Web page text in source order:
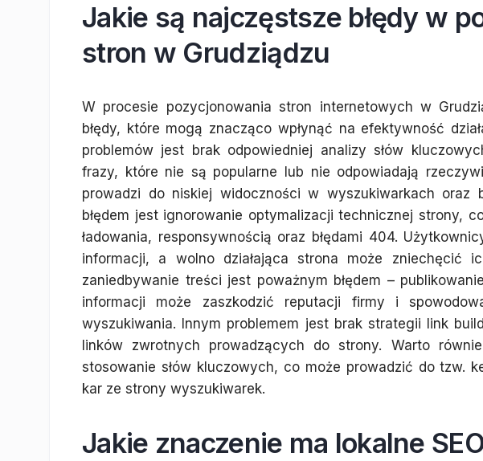
Jakie są najczęstsze błędy w
stron w Grudziądzu
W procesie pozycjonowania stron internetowych w
błędy, które mogą znacząco wpłynąć na efektywność
problemów jest brak odpowiedniej analizy słów
frazy, które nie są popularne lub nie odpowiadają
prowadzi do niskiej widoczności w wyszukiwarkach oraz
błędem jest ignorowanie optymalizacji technicznej strony,
ładowania, responsywnością oraz błędami 404.
informacji, a wolno działająca strona może zniechęcić
zaniedbywanie treści jest poważnym błędem –
informacji może zaszkodzić reputacji firmy i
wyszukiwania. Innym problemem jest brak strategii link
linków zwrotnych prowadzących do strony. Warto
stosowanie słów kluczowych, co może prowadzić do tzw.
kar ze strony wyszukiwarek.
Jakie znaczenie ma lokalne